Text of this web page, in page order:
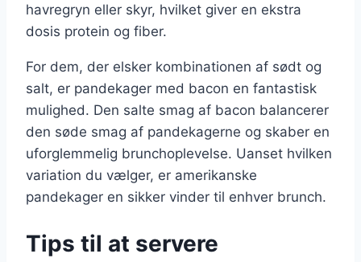
havregryn eller skyr, hvilket giver en ekstra
dosis protein og fiber.
For dem, der elsker kombinationen af sødt og
salt, er pandekager med bacon en fantastisk
mulighed. Den salte smag af bacon balancerer
den søde smag af pandekagerne og skaber en
uforglemmelig brunchoplevelse. Uanset hvilken
variation du vælger, er amerikanske
pandekager en sikker vinder til enhver brunch.
Tips til at servere